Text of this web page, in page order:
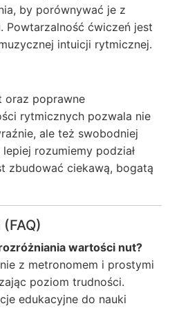
by porównywać je z
Powtarzalność ćwiczeń jest
intuicji rytmicznej.
oraz poprawne
rytmicznych pozwala nie
ale też swobodniej
rozumiemy podział
zbudować ciekawą, bogatą
wartości nut?
z metronomem i prostymi
poziom trudności.
edukacyjne do nauki